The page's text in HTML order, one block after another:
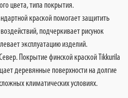
цвета, типа покрытия.
краской помогает защитить
подчеркивает рисунок
эксплуатацию изделий.
Покрытие финской краской Tikkurila
деревянные поверхности на долгие
климатических условиях.